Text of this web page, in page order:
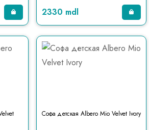
2330 mdl
Софа детская Albero Mio Velvet Ivory